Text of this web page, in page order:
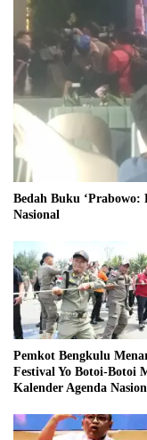
Bedah Buku ‘Prabowo:
Nasional
Pemkot Bengkulu
Festival Yo Botoi-Botoi
Kalender Agenda